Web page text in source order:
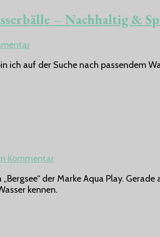
– Nachhaltig &
zu
Wasserbomben
die
ganze
Familie
ich auf der Suche nach passendem
Kommentarzu
Bergsee
von
der Marke Aqua Play.
kennen.